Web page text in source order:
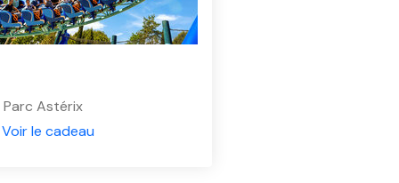
Parc Astérix
Voir le cadeau